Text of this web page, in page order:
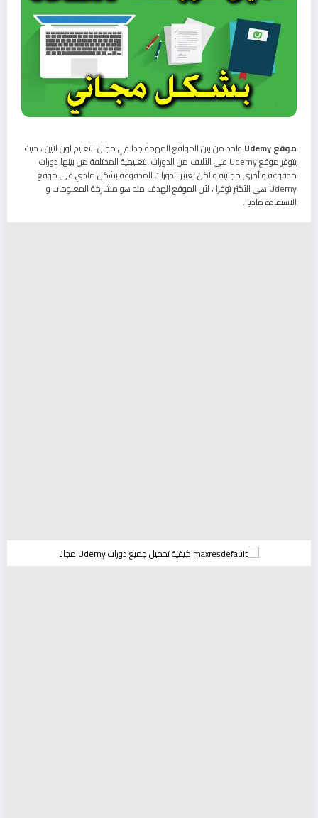
موقع Udemy
واحد من بين المواقع المهمة جدا في مجال التعليم اون لاين ، حيث
يتوفر موقع Udemy على الآلاف من الدورات التعليمية المختلفة من بينها دورات
مدفوعة و أخرى مجانية و لكن تعتبر الدورات المدفوعة بشكل مادي على موقع
Udemy هي الأكثر توفرا ، لأن الموقع الهدف منه هو مشاركة المعلومات و
الاستفادة ماديا .